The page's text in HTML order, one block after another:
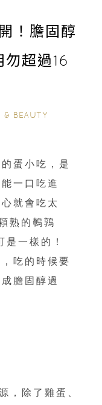
！膽固醇
超過16
& BEAUTY
蛋小吃，是
一口吃進
就會吃太
熟的鵪鶉
是一樣的！
吃的時候要
膽固醇過
，除了雞蛋、